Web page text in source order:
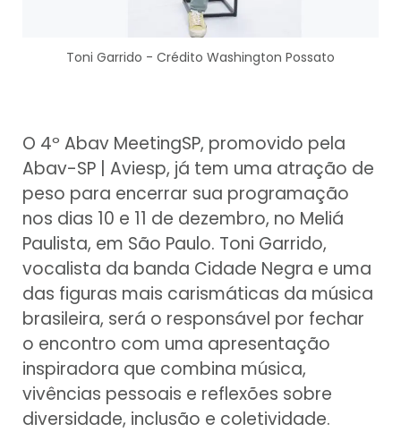
Toni Garrido - Crédito Washington Possato
O 4º Abav MeetingSP, promovido pela
Abav-SP | Aviesp, já tem uma atração de
peso para encerrar sua programação
nos dias 10 e 11 de dezembro, no Meliá
Paulista, em São Paulo. Toni Garrido,
vocalista da banda Cidade Negra e uma
das figuras mais carismáticas da música
brasileira, será o responsável por fechar
o encontro com uma apresentação
inspiradora que combina música,
vivências pessoais e reflexões sobre
diversidade, inclusão e coletividade.